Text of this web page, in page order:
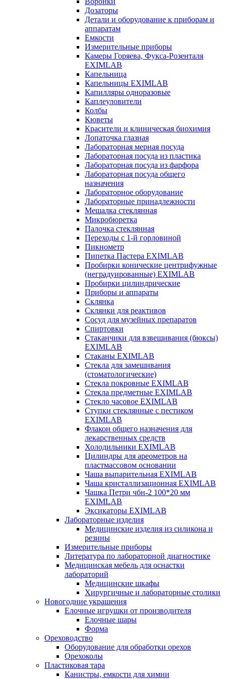
Дозаторы
Детали и оборудование к приборам и
аппаратам
Емкости
Измерительные приборы
Камеры Горяева, Фукса-Розенталя
EXIMLAB
Капельница
Капельницы EXIMLAB
Капилляры одноразовые
Каплеуловители
Колбы
Кюветы
Красители и клиническая биохимия
Лопаточка глазная
Лабораторная мерная посуда
Лабораторная посуда из пластика
Лабораторная посуда из фарфора
Лабораторная посуда общего
назначения
Лабораторное оборудование
Лабораторные принадлежности
Мешалка стеклянная
Микробюретка
Палочка стеклянная
Переходы с 1-й горловиной
Пикнометр
Пипетка Пастера EXIMLAB
Пробирки конические центрифужные
(неградуированные) EXIMLAB
Пробирки цилиндрические
Приборы и аппараты
Склянка
Склянки для реактивов
Сосуд для музейных препаратов
Спиртовки
Стаканчики для взвешивания (бюксы)
EXIMLAB
Стаканы EXIMLAB
Стекла для замешивания
(стоматологические)
Стекла покровные EXIMLAB
Стекла предметные EXIMLAB
Стекло часовое EXIMLAB
Ступки стеклянные с пестиком
EXIMLAB
Флакон общего назначения для
лекарственных средств
Холодильники EXIMLAB
Цилиндры для ареометров на
пластмассовом основании
Чаша выпарительная EXIMLAB
Чаша кристаллизационная EXIMLAB
Чашка Петри чбн-2 100*20 мм
EXIMLAB
Эксикаторы EXIMLAB
Лабораторные изделия
Медицинские изделия из силикона и
резины
Измерительные приборы
Литература по лабораторной диагностике
Медицинская мебель для оснастки
лабораторий
Медицинские шкафы
Хирургичные и лабораторные столики
Новогодние украшения
Елочные игрушки от производителя
Елочные шары
Форма
Ореховодство
Оборудование для обработки орехов
Орехоколы
Пластиковая тара
Канистры, емкости для химии